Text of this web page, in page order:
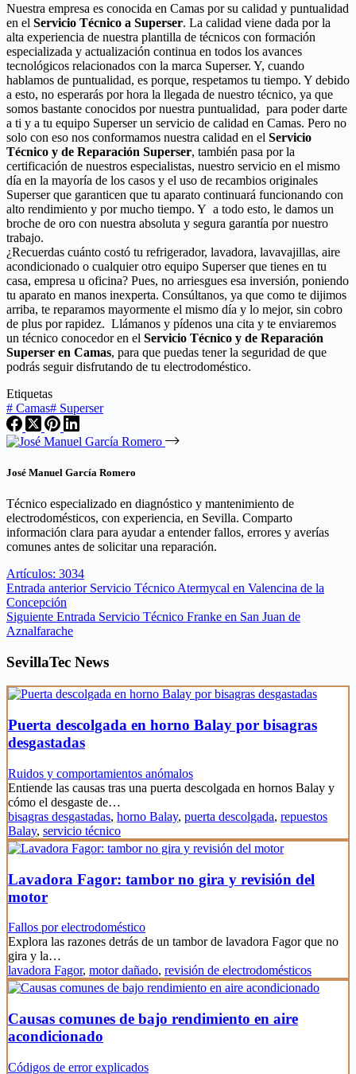
Nuestra empresa es conocida en Camas por su calidad y puntualidad
en el Servicio Técnico a Superser. La calidad viene dada por la
alta experiencia de nuestra plantilla de técnicos con formación
especializada y actualización continua en todos los avances
tecnológicos relacionados con la marca Superser. Y, cuando
hablamos de puntualidad, es porque, respetamos tu tiempo. Y debido
a esto, no esperarás por hora la llegada de nuestro técnico, ya que
somos bastante conocidos por nuestra puntualidad, para poder darte
a ti y a tu equipo Superser un servicio de calidad en Camas. Pero no
solo con eso nos conformamos nuestra calidad en el Servicio
Técnico y de Reparación Superser, también pasa por la
certificación de nuestros especialistas, nuestro servicio en el mismo
día en la mayoría de los casos y el uso de recambios originales
Superser que garanticen que tu aparato continuará funcionando con
alto rendimiento y por mucho tiempo. Y a todo esto, le damos un
broche de oro con nuestra absoluta y segura garantía por nuestro
trabajo.
¿Recuerdas cuánto costó tu refrigerador, lavadora, lavavajillas, aire
acondicionado o cualquier otro equipo Superser que tienes en tu
casa, empresa u oficina? Pues, no arriesgues esa inversión, poniendo
tu aparato en manos inexperta. Consúltanos, ya que como te dijimos
arriba, te reparamos mayormente el mismo día y lo mejor, sin cobro
de plus por rapidez. Llámanos y pídenos una cita y te enviaremos
un técnico conocedor en el Servicio Técnico y de Reparación
Superser en Camas, para que puedas tener la seguridad de que
podrás seguir disfrutando de tu electrodoméstico.
Etiquetas
# Camas# Superser
José Manuel García Romero
Técnico especializado en diagnóstico y mantenimiento de
electrodomésticos, con experiencia, en Sevilla. Comparto
información clara para ayudar a entender fallos, errores y averías
comunes antes de solicitar una reparación.
Artículos: 3034
Entrada anterior Servicio Técnico Atermycal en Valencina de la
Concepción
Siguiente Entrada Servicio Técnico Franke en San Juan de
Aznalfarache
SevillaTec News
Puerta descolgada en horno Balay por bisagras
desgastadas
Ruidos y comportamientos anómalos
Entiende las causas tras una puerta descolgada en hornos Balay y
cómo el desgaste de…
bisagras desgastadas, horno Balay, puerta descolgada, repuestos
Balay, servicio técnico
Lavadora Fagor: tambor no gira y revisión del
motor
Fallos por electrodoméstico
Explora las razones detrás de un tambor de lavadora Fagor que no
gira y la…
lavadora Fagor, motor dañado, revisión de electrodomésticos
Causas comunes de bajo rendimiento en aire
acondicionado
Códigos de error explicados